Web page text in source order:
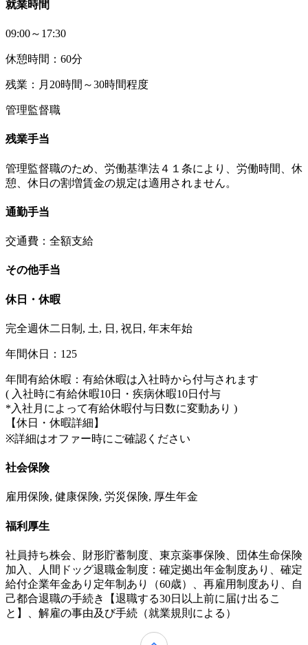
就業時間
09:00～17:30
休憩時間：60分
残業：月20時間～30時間程度
管理監督職
残業手当
管理監督職のため、労働基準法４１条により、労働時間、休
憩、休日の割増賃金の規定は適用されません。
通勤手当
交通費：全額支給
その他手当
休日・休暇
完全週休二日制, 土, 日, 祝日, 年末年始
年間休日：125
年間有給休暇：有給休暇は入社時から付与されます
( 入社時に有給休暇10日・疾病休暇10日付与
*入社月によって有給休暇付与日数に変動あり )
【休日・休暇詳細】
※詳細はオファー時にご確認ください
社会保険
雇用保険, 健康保険, 労災保険, 厚生年金
福利厚生
社員持ち株会、財形貯蓄制度、東京薬事保険、団体生命保険
加入、人間ドッグ退職金制度：確定拠出年金制度あり、確定
給付企業年金あり定年制あり（60歳）、再雇用制度あり、自
己都合退職の手続き【退職する30日以上前に届け出るこ
と】、解雇の事由及び手続（就業規則による）